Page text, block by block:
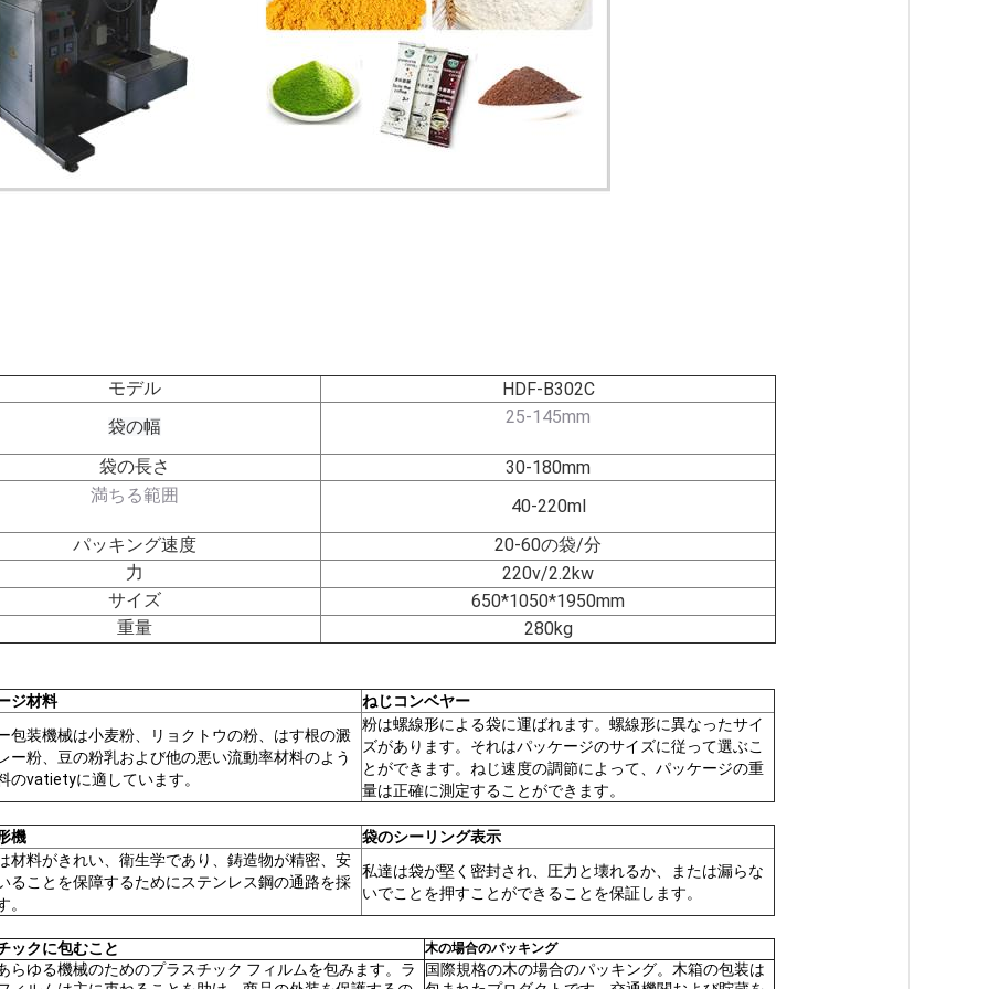
モデル HDF-B302C
袋の幅 25-145mm
袋の長さ
30-180mm
満ちる範囲
40-220ml
パッキング速度
20-60の袋/分
力
220v/2.2kw
サイズ
650*1050*1950mm
重量
280kg
ジ材料
ねじコンベヤー
包装機械は小麦粉、リョクトウの粉、はす根の澱
ー粉、豆の粉乳および他の悪い流動率材料のよう
のvatietyに適しています。
粉は螺線形による袋に運ばれます。螺線形に異なったサイ
ズがあります。それはパッケージのサイズに従って選ぶこ
とができます。ねじ速度の調節によって、パッケージの重
量は正確に測定することができます。
機
袋のシーリング表示
材料がきれい、衛生学であり、鋳造物が精密、安
ることを保障するためにステンレス鋼の通路を採
。
私達は袋が堅く密封され、圧力と壊れるか、または漏らな
いでことを押すことができることを保証します。
ックに包むこと 木の場合のパッキング
らゆる機械のためのプラスチック フィルムを包みます。ラ
国際規格の木の場合のパッキング。木箱の包装は